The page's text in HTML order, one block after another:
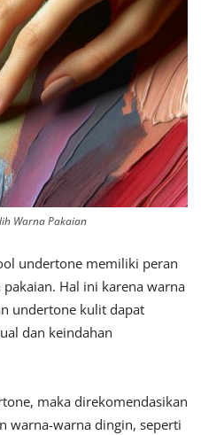
Warna Pakaian
undertone memiliki peran
Hal ini karena warna
undertone kulit dapat
dan keindahan
maka direkomendasikan
warna-warna dingin, seperti